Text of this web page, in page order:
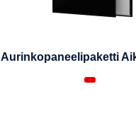
Aurinkopaneelipaketti